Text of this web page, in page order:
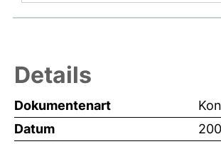
Details
Dokumentenart
Datum